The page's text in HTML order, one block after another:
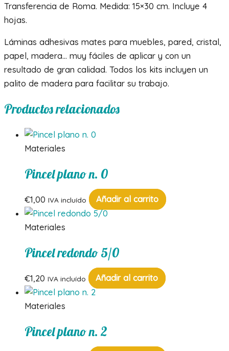
Transferencia de Roma. Medida: 15×30 cm. Incluye 4
hojas.
Láminas adhesivas mates para muebles, pared, cristal,
papel, madera… muy fáciles de aplicar y con un
resultado de gran calidad. Todos los kits incluyen un
palito de madera para facilitar su trabajo.
Productos relacionados
Materiales
Pincel plano n. 0
€1,00 IVA incluído Añadir al carrito
Materiales
Pincel redondo 5/0
€1,20 IVA incluído Añadir al carrito
Materiales
Pincel plano n. 2